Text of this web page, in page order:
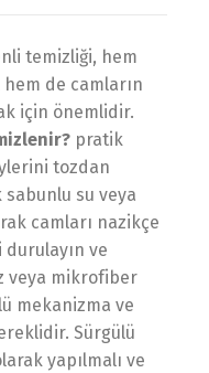
temizliği, hem
de camların
için önemlidir.
pratik
tozdan
sabunlu su veya
camları nazikçe
ve
veya mikrofiber
mekanizma ve
Sürgülü
yapılmalı ve